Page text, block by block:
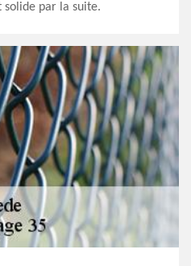
solide par la suite.